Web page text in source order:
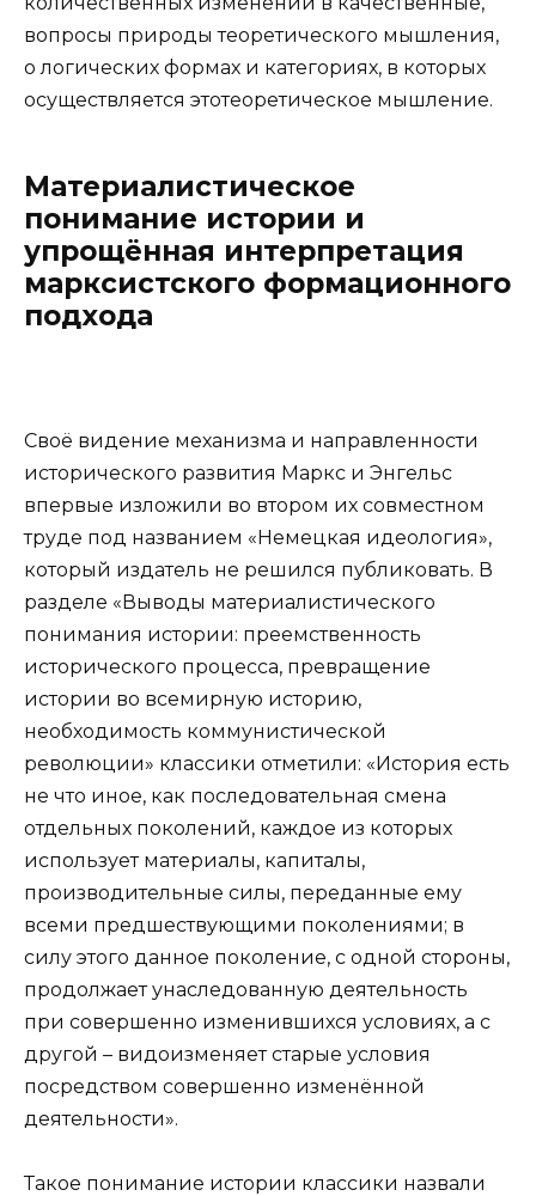
вопросы природы теоретического мышления,
о логических формах и категориях, в которых
осуществляется этотеоретическое мышление.
Материалистическое
понимание истории и
упрощённая интерпретация
марксистского формационного
подхода
Своё видение механизма и направленности
исторического развития Маркс и Энгельс
впервые изложили во втором их совместном
труде под названием «Немецкая идеология»,
который издатель не решился публиковать. В
разделе «Выводы материалистического
понимания истории: преемственность
исторического процесса, превращение
истории во всемирную историю,
необходимость коммунистической
революции» классики отметили: «История есть
не что иное, как последовательная смена
отдельных поколений, каждое из которых
использует материалы, капиталы,
производительные силы, переданные ему
всеми предшествующими поколениями; в
силу этого данное поколение, с одной стороны,
продолжает унаследованную деятельность
при совершенно изменившихся условиях, а с
другой – видоизменяет старые условия
посредством совершенно изменённой
деятельности».
Такое понимание истории классики назвали